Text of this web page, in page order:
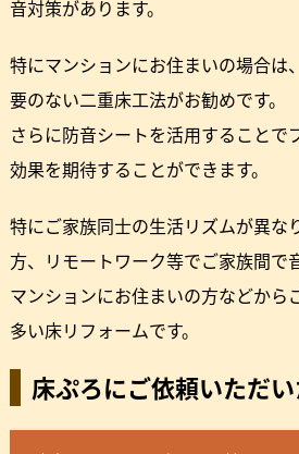
音対策があります。
特にマンションにお住まいの場合は
要のない二重床工法がお勧めです。
さらに防音シートを活用することで
効果を期待することができます。
特にご家族同士の生活リズムが異な
方、リモートワーク等でご家族間で
マンションにお住まいの方などから
多い床リフォームです。
床ぷろにご依頼いただ